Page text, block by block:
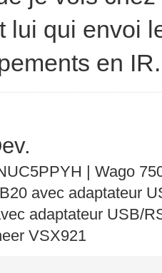
lui qui envoi
en
| Wago
avec adaptateur
adaptateur USB/
VSX921